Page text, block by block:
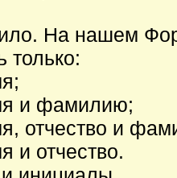
На нашем
только:
и фамилию;
отчество и
и отчество.